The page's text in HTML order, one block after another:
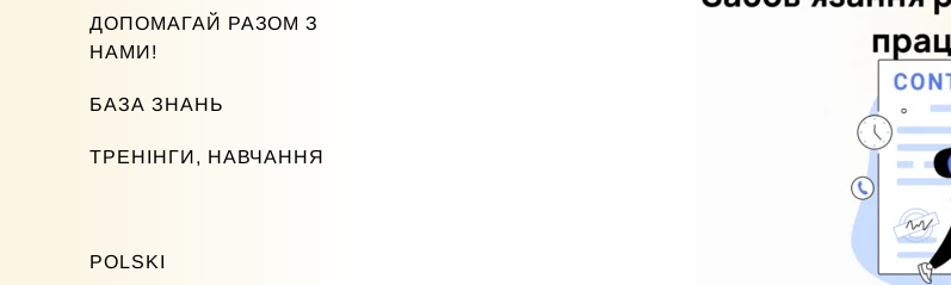
ДОПОМАГАЙ РАЗОМ З
НАМИ!
БАЗА ЗНАНЬ
ТРЕНІНГИ, НАВЧАННЯ
POLSKI